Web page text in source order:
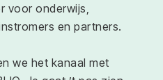
voor onderwijs,
en partners.
we het kanaal met